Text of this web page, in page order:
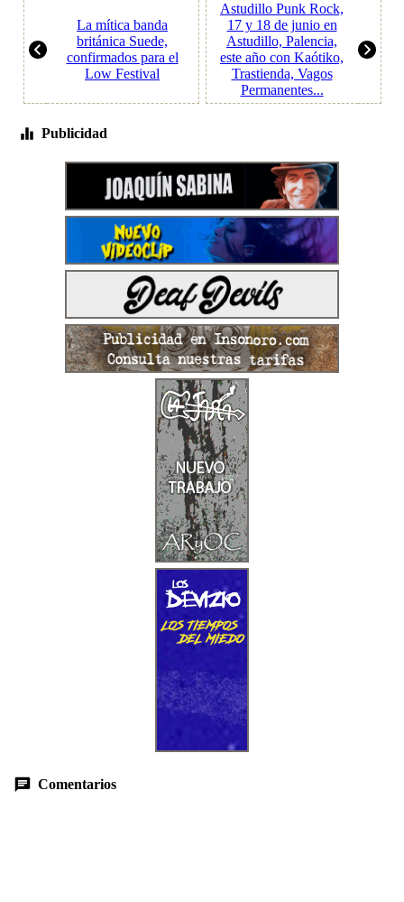
La mítica banda
británica Suede,
confirmados para el
Low Festival
Astudillo Punk Rock,
17 y 18 de junio en
Astudillo, Palencia,
este año con Kaótiko,
Trastienda, Vagos
Permanentes...
Publicidad
Comentarios